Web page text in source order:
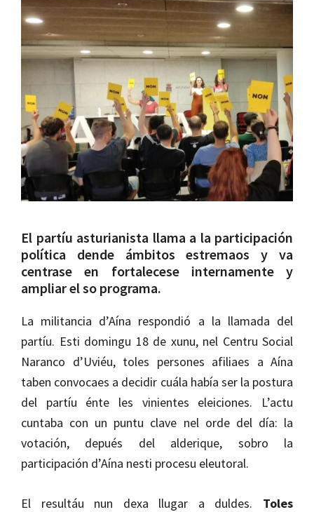
El partíu asturianista llama a la participación
política dende ámbitos estremaos y va
centrase en fortalecese internamente y
ampliar el so programa.
La militancia d’Aína respondió a la llamada del
partíu. Esti domingu 18 de xunu, nel Centru Social
Naranco d’Uviéu, toles persones afiliaes a Aína
taben convocaes a decidir cuála había ser la postura
del partíu énte les vinientes eleiciones. L’actu
cuntaba con un puntu clave nel orde del día: la
votación, depués del alderique, sobro la
participación d’Aína nesti procesu eleutoral.
El resultáu nun dexa llugar a duldes. Toles